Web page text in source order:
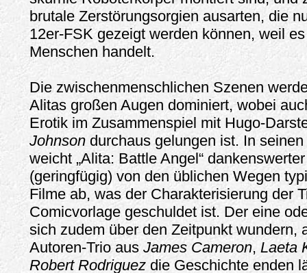
brutale Zerstörungsorgien ausarten, die
12er-FSK gezeigt werden können, weil
Menschen handelt.
Die zwischenmenschlichen Szenen
Alitas großen Augen dominiert, wobei
Erotik im Zusammenspiel mit Hugo-
Johnson durchaus gelungen ist. In
weicht „Alita: Battle Angel“
(geringfügig) von den üblichen Wegen
Filme ab, was der Charakterisierung der
Comicvorlage geschuldet ist. Der eine
sich zudem über den Zeitpunkt wundern,
Autoren-Trio aus James Cameron, Laeta
Robert Rodriguez die Geschichte enden